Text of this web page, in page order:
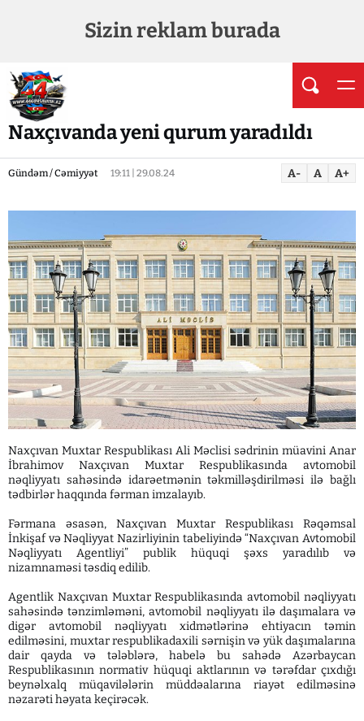
Sizin reklam burada
Naxçıvanda yeni qurum yaradıldı
Gündəm / Cəmiyyət 19:11 | 29.08.24 A- A A+
Naxçıvan Muxtar Respublikası Ali Məclisi sədrinin müavini Anar
İbrahimov Naxçıvan Muxtar Respublikasında avtomobil
nəqliyyatı sahəsində idarəetmənin təkmilləşdirilməsi ilə bağlı
tədbirlər haqqında fərman imzalayıb.
Fərmana əsasən, Naxçıvan Muxtar Respublikası Rəqəmsal
İnkişaf və Nəqliyyat Nazirliyinin tabeliyində “Naxçıvan Avtomobil
Nəqliyyatı Agentliyi” publik hüquqi şəxs yaradılıb və
nizamnaməsi təsdiq edilib.
Agentlik Naxçıvan Muxtar Respublikasında avtomobil nəqliyyatı
sahəsində tənzimləməni, avtomobil nəqliyyatı ilə daşımalara və
digər avtomobil nəqliyyatı xidmətlərinə ehtiyacın təmin
edilməsini, muxtar respublikadaxili sərnişin və yük daşımalarına
dair qayda və tələblərə, habelə bu sahədə Azərbaycan
Respublikasının normativ hüquqi aktlarının və tərəfdar çıxdığı
beynəlxalq müqavilələrin müddəalarına riayət edilməsinə
nəzarəti həyata keçirəcək.